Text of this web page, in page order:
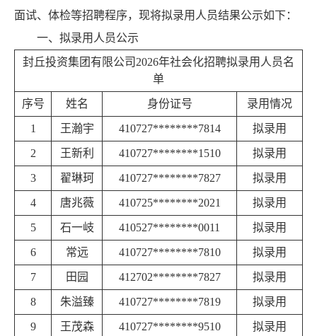
面试、体检等招聘程序，现将拟录用人员结果公示如下：
一、拟录用人员公示
封丘投资集团有限公司2026年社会化招聘拟录用人员名
单
序号 姓名 身份证号 录用情况
1 王瀚宇 410727********7814 拟录用
2 王新利 410727********1510 拟录用
3 翟琳珂 410727********7827 拟录用
4 唐兆薇 410725********2021 拟录用
5 石一岐 410527********0011 拟录用
6 常远 410727********7810 拟录用
7 田园 412702********7827 拟录用
8 朱溢臻 410727********7819 拟录用
9 王茂森 410727********9510 拟录用